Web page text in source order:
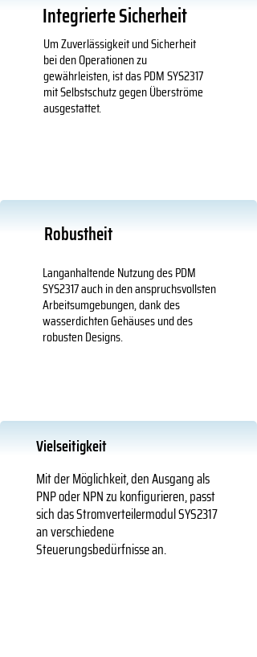
Integrierte Sicherheit
Um Zuverlässigkeit und Sicherheit
bei den Operationen zu
gewährleisten, ist das PDM SYS2317
mit Selbstschutz gegen Überströme
ausgestattet.
Robustheit
Langanhaltende Nutzung des PDM
SYS2317 auch in den anspruchsvollsten
Arbeitsumgebungen, dank des
wasserdichten Gehäuses und des
robusten Designs.
Vielseitigkeit
Mit der Möglichkeit, den Ausgang als
PNP oder NPN zu konfigurieren, passt
sich das Stromverteilermodul SYS2317
an verschiedene
Steuerungsbedürfnisse an.